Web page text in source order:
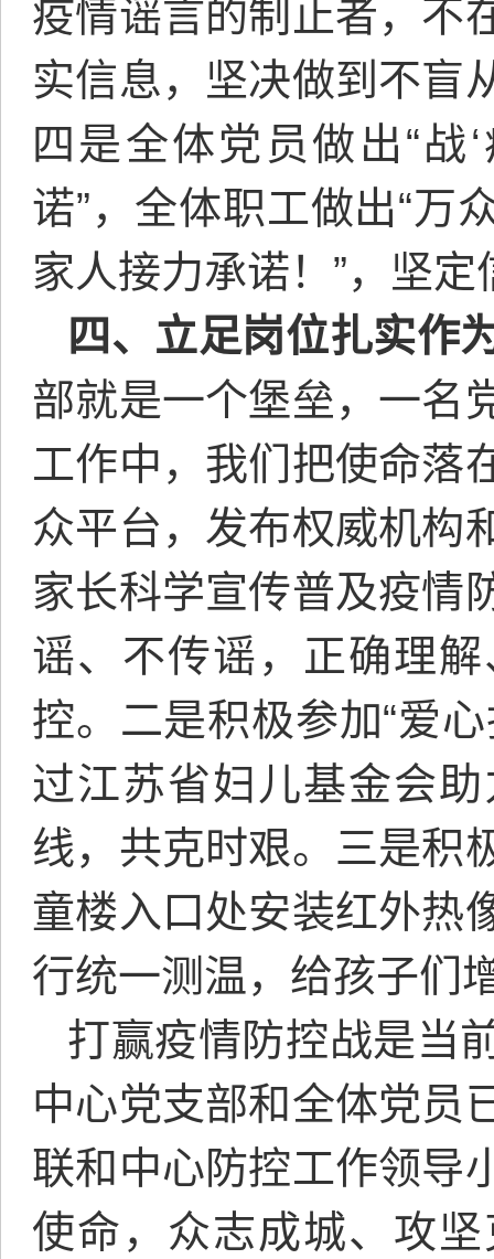
疫情谣言的制止者，不
实信息，坚决做到不盲
四是全体党员做出“战
诺”，全体职工做出“万
家人接力承诺！”，坚
四、立足岗位扎实作
部就是一个堡垒，一名
工作中，我们把使命落
众平台，发布权威机构
家长科学宣传普及疫情
谣、不传谣，正确理
控。二是积极参加“爱
过江苏省妇儿基金会
线，共克时艰。三是积
童楼入口处安装红外热
行统一测温，给孩子们
打赢疫情防控战是当
中心党支部和全体党员
联和中心防控工作领导
使命，众志成城、攻